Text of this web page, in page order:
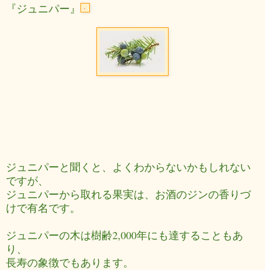
『ジュニパー』
ジュニパーと聞くと、よくわからないかもしれない
ですが、
ジュニパーから取れる果実は、お酒のジンの香りづ
けで有名です。
ジュニパーの木は樹齢2,000年にも達することもあ
り、
長寿の象徴でもあります。